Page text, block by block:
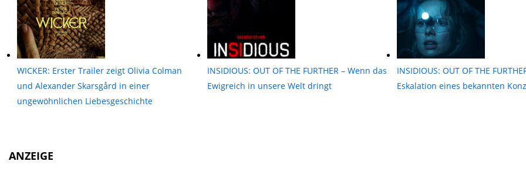
WICKER: Erster Trailer zeigt Olivia Colman
und Alexander Skarsgård in einer
ungewöhnlichen Liebesgeschichte
INSIDIOUS: OUT OF THE FURTHER – Wenn das
Ewigreich in unsere Welt dringt
INSIDIOUS: OUT OF THE
Eskalation eines bekannten
ANZEIGE